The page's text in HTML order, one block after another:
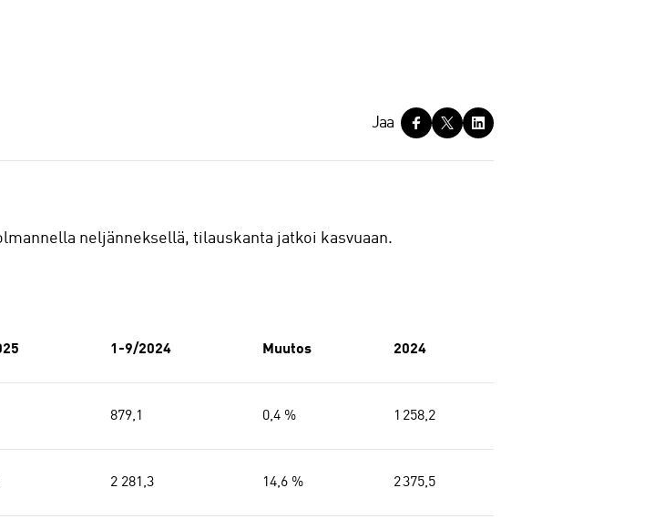
Jaa
neljänneksellä, tilauskanta jatkoi kasvuaan.
1-9/2024 Muutos 2024
879,1 0,4 % 1 258,2
2 281,3 14,6 % 2 375,5